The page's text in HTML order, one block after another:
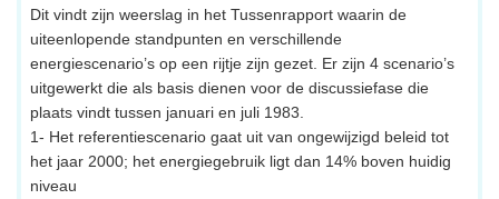
Dit vindt zijn weerslag in het Tussenrapport waarin de
uiteenlopende standpunten en verschillende
energiescenario’s op een rijtje zijn gezet. Er zijn 4 scenario’s
uitgewerkt die als basis dienen voor de discussiefase die
plaats vindt tussen januari en juli 1983.
1- Het referentiescenario gaat uit van ongewijzigd beleid tot
het jaar 2000; het energiegebruik ligt dan 14% boven huidig
niveau